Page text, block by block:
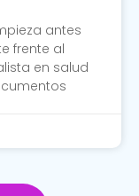
antes
frente al
en salud